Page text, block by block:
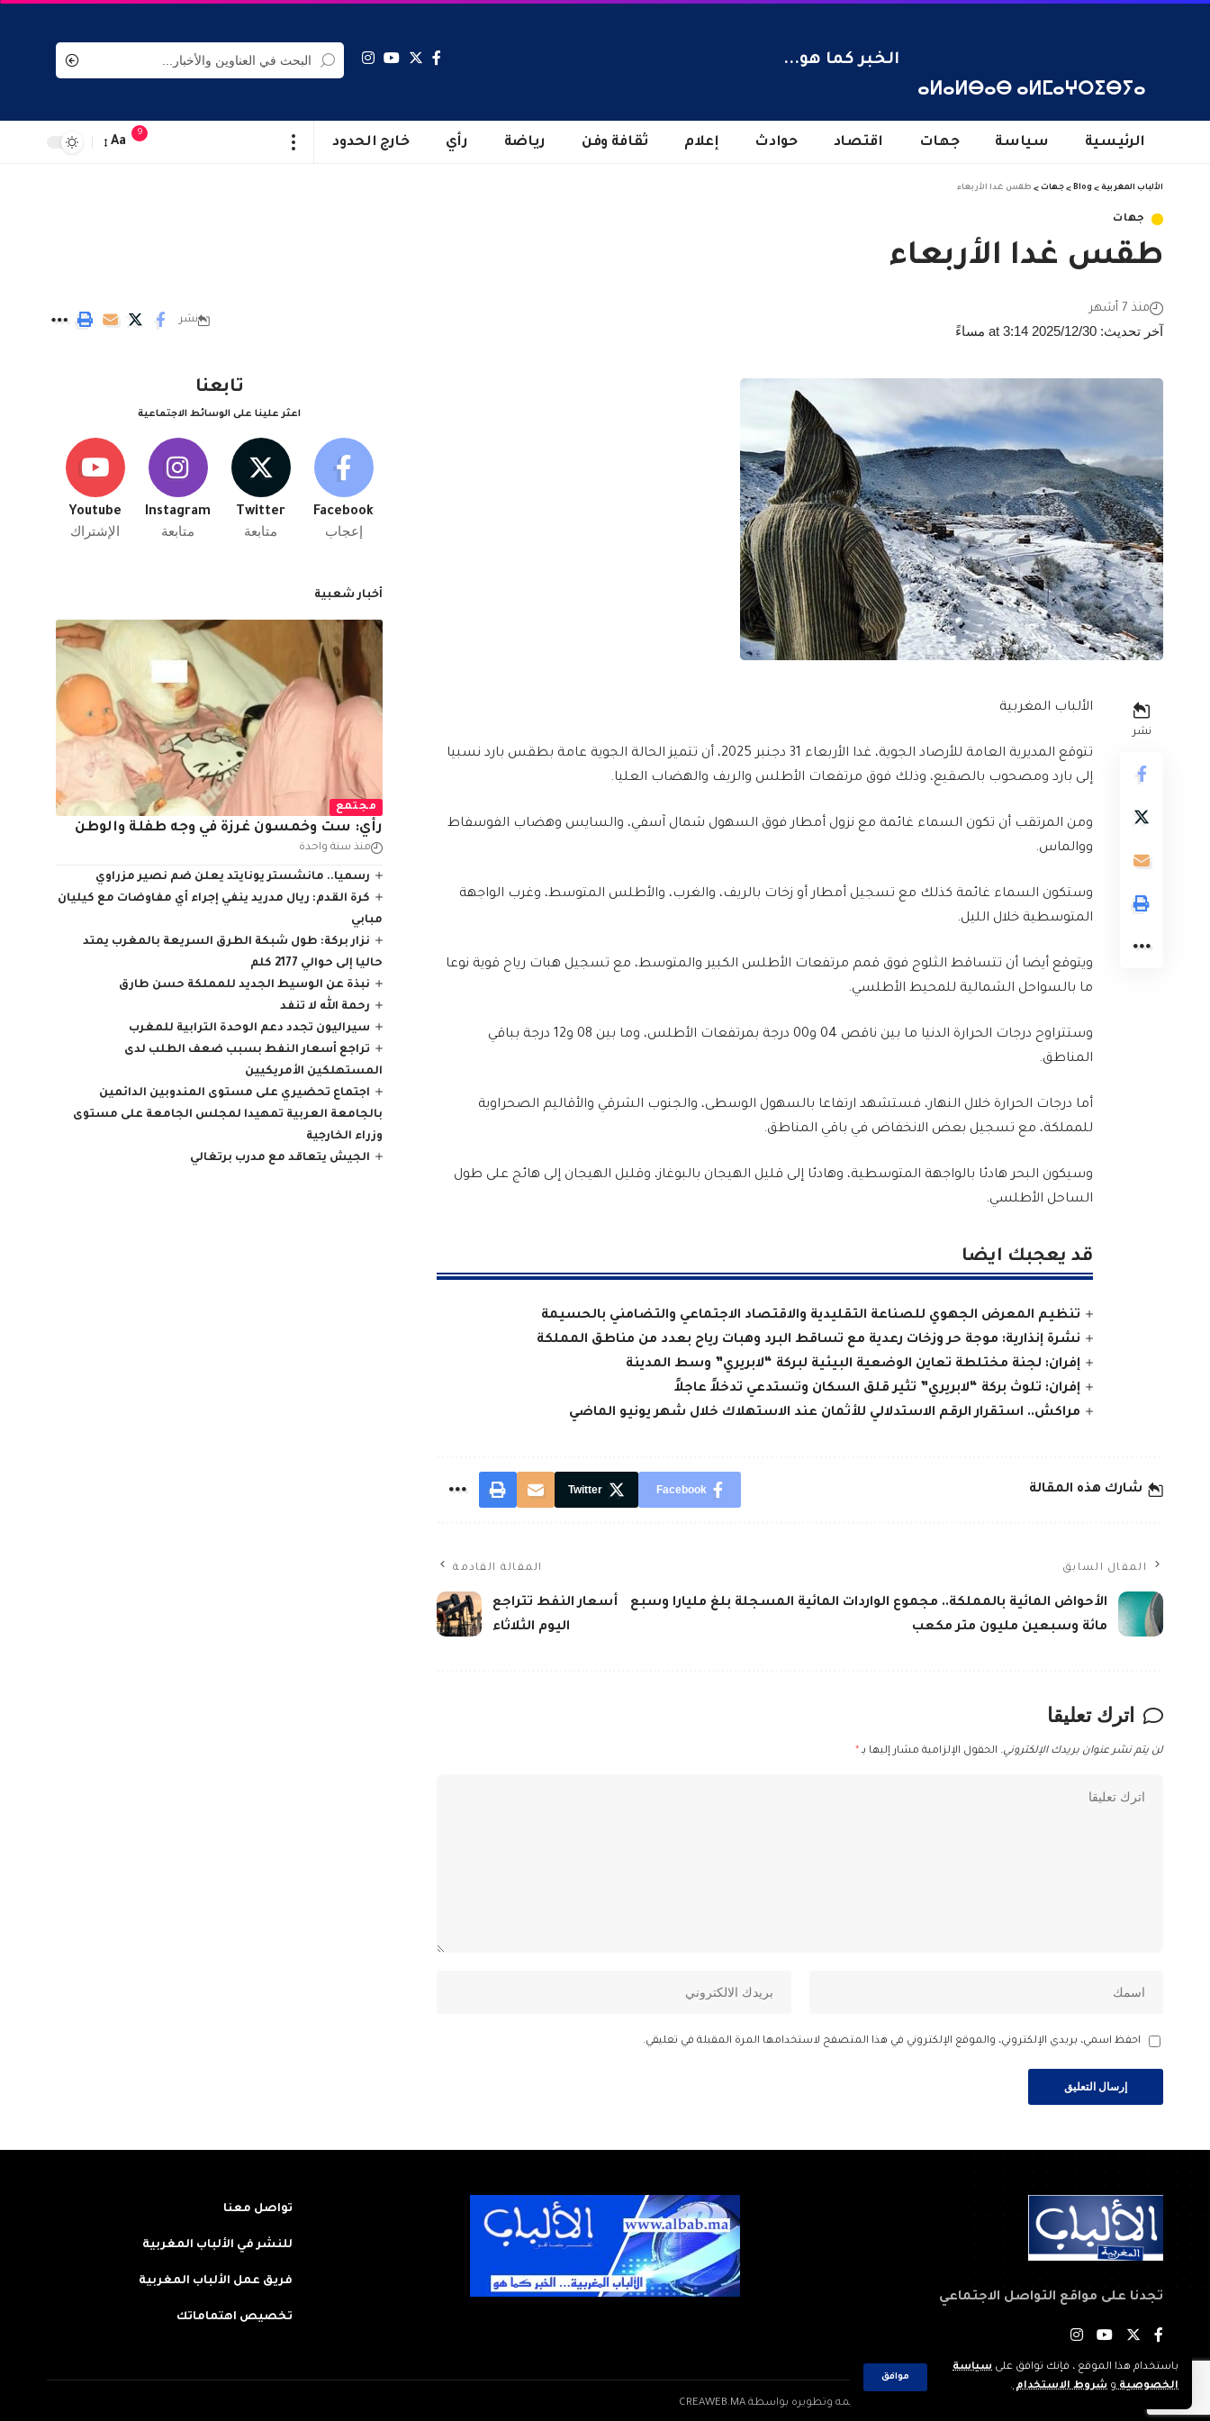
باستخدام هذا الموقع ، فإنك توافق على سياسة
الخصوصيةو شروط الاستخدام.
موافق
ⴰⵍⴰⵍⴱⴰⴱ ⴰⵍⵎⴰⵖⵔⵉⴱⵢⴰ
الخبر كما هو...
الرئيسية سياسة جهات اقتصاد حوادث إعلام ثقافة وفن رياضة رأي خارج الحدود
9
Aa
الألباب المغربية >
Blog
> جهات > طقس غدا الأربعاء
جهات
طقس غدا الأربعاء
آخر تحديث: 2025/12/30 at 3:14 مساءً
منذ 7 أشهر
نشر
نشر
الألباب المغربية
تتوقع المديرية العامة للأرصاد الجوية، غدا الأربعاء 31 دجنبر 2025، أن تتميز الحالة الجوية عامة بطقس بارد نسبيا
إلى بارد ومصحوب بالصقيع، وذلك فوق مرتفعات الأطلس والريف والهضاب العليا.
ومن المرتقب أن تكون السماء غائمة مع نزول أمطار فوق السهول شمال آسفي، والسايس وهضاب الفوسفاط
ووالماس.
وستكون السماء غائمة كذلك مع تسجيل أمطار أو زخات بالريف، والغرب، والأطلس المتوسط، وغرب الواجهة
المتوسطية خلال الليل.
ويتوقع أيضا أن تتساقط الثلوج فوق قمم مرتفعات الأطلس الكبير والمتوسط، مع تسجيل هبات رياح قوية نوعا
ما بالسواحل الشمالية للمحيط الأطلسي.
وستتراوح درجات الحرارة الدنيا ما بين ناقص 04 و00 درجة بمرتفعات الأطلس، وما بين 08 و12 درجة بباقي
المناطق.
أما درجات الحرارة خلال النهار، فستشهد ارتفاعا بالسهول الوسطى، والجنوب الشرقي والأقاليم الصحراوية
للمملكة، مع تسجيل بعض الانخفاض في باقي المناطق.
وسيكون البحر هادئا بالواجهة المتوسطية، وهادئا إلى قليل الهيجان بالبوغاز، وقليل الهيجان إلى هائج على طول
الساحل الأطلسي.
قد يعجبك ايضا
تنظيم المعرض الجهوي للصناعة التقليدية والاقتصاد الاجتماعي والتضامني بالحسيمة
نشرة إنذارية: موجة حر وزخات رعدية مع تساقط البرد وهبات رياح بعدد من مناطق المملكة
إفران: لجنة مختلطة تعاين الوضعية البيئية لبركة “لابريري” وسط المدينة
إفران: تلوث بركة “لابريري” تثير قلق السكان وتستدعي تدخلاً عاجلاً
مراكش.. استقرار الرقم الاستدلالي للأثمان عند الاستهلاك خلال شهر يونيو الماضي
شارك هذه المقالة Facebook
Twitter
المقال السابق
الأحواض المائية بالمملكة.. مجموع الواردات المائية المسجلة بلغ مليارا وسبع
مائة وسبعين مليون متر مكعب
المقالة القادمة
أسعار النفط تتراجع
اليوم الثلاثاء
اترك تعليقا
لن يتم نشر عنوان بريدك الإلكتروني. الحقول الإلزامية مشار إليها بـ *
احفظ اسمي، بريدي الإلكتروني، والموقع الإلكتروني في هذا المتصفح لاستخدامها المرة المقبلة في تعليقي.
تابعنا
اعثر علينا على الوسائط الاجتماعية
Facebook
إعجاب
Twitter
متابعة
Instagram
متابعة
Youtube
الإشتراك
أخبار شعبية
مجتمع
رأي: ست وخمسون غرزة في وجه طفلة والوطن
منذ سنة واحدة
رسميا.. مانشستر يونايتد يعلن ضم نصير مزراوي
كرة القدم: ريال مدريد ينفي إجراء أي مفاوضات مع كيليان
مبابي
نزار بركة: طول شبكة الطرق السريعة بالمغرب يمتد
حاليا إلى حوالي 2177 كلم
نبذة عن الوسيط الجديد للمملكة حسن طارق
رحمة الله لا تنفد
سيراليون تجدد دعم الوحدة الترابية للمغرب
تراجع أسعار النفط بسبب ضعف الطلب لدى
المستهلكين الأمريكيين
اجتماع تحضيري على مستوى المندوبين الدائمين
بالجامعة العربية تمهيدا لمجلس الجامعة على مستوى
وزراء الخارجية
الجيش يتعاقد مع مدرب برتغالي
تجدنا على مواقع التواصل الاجتماعي
تواصل معنا
للنشر في الألباب المغربية
فريق عمل الألباب المغربية
تخصيص اهتماماتك
CREAWEB.MA